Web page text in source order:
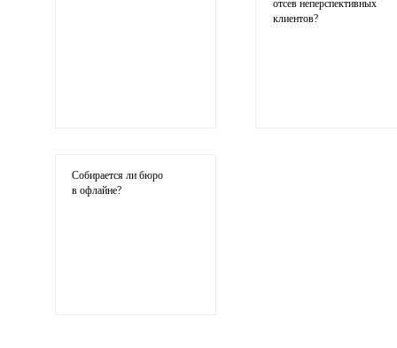
отсев неперспективных
клиентов?
Собирается ли бюро
в офлайне?